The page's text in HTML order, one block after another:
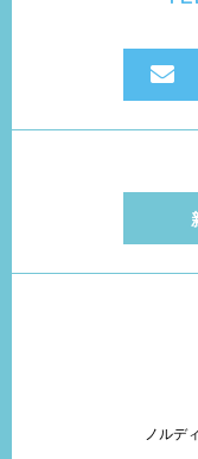
ノルデ